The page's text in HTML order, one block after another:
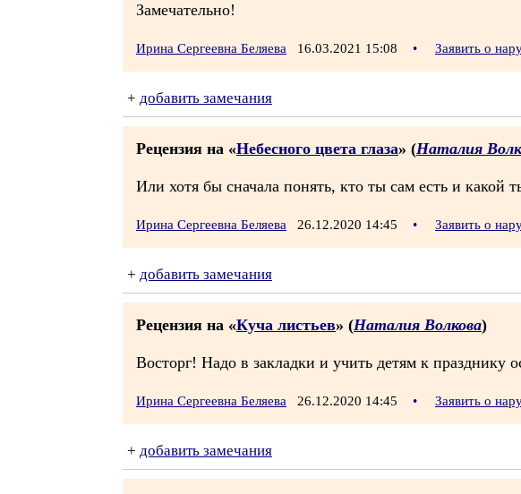
Замечательно!
Ирина Сергеевна Беляева 16.03.2021 15:08 • Заявить о
+ добавить замечания
Рецензия на «Небесного цвета глаза» (Наталия
Или хотя бы сначала понять, кто ты сам есть и какой
Ирина Сергеевна Беляева 26.12.2020 14:45 • Заявить о
+ добавить замечания
Рецензия на «Куча листьев» (Наталия Волкова)
Восторг! Надо в закладки и учить детям к празднику
Ирина Сергеевна Беляева 26.12.2020 14:45 • Заявить о
+ добавить замечания